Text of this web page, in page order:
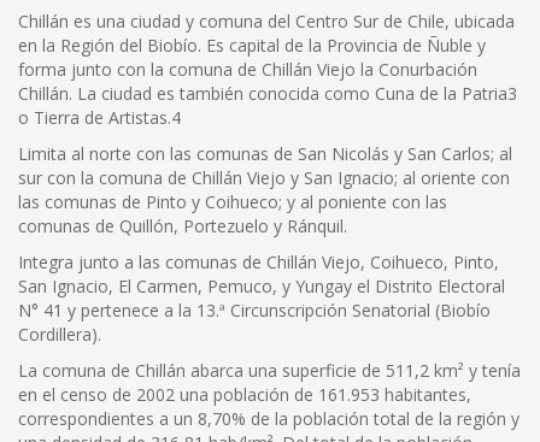
Chillán es una ciudad y comuna del Centro Sur de Chile, ubicada
en la Región del Biobío. Es capital de la Provincia de Ñuble y
forma junto con la comuna de Chillán Viejo la Conurbación
Chillán. La ciudad es también conocida como Cuna de la Patria3
o Tierra de Artistas.4
Limita al norte con las comunas de San Nicolás y San Carlos; al
sur con la comuna de Chillán Viejo y San Ignacio; al oriente con
las comunas de Pinto y Coihueco; y al poniente con las
comunas de Quillón, Portezuelo y Ránquil.
Integra junto a las comunas de Chillán Viejo, Coihueco, Pinto,
San Ignacio, El Carmen, Pemuco, y Yungay el Distrito Electoral
N° 41 y pertenece a la 13.ª Circunscripción Senatorial (Biobío
Cordillera).
La comuna de Chillán abarca una superficie de 511,2 km² y tenía
en el censo de 2002 una población de 161.953 habitantes,
correspondientes a un 8,70% de la población total de la región y